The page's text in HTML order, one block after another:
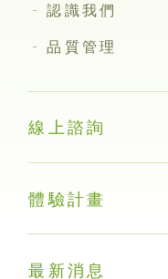
認識我們
品質管理
線上諮詢
體驗計畫
最新消息